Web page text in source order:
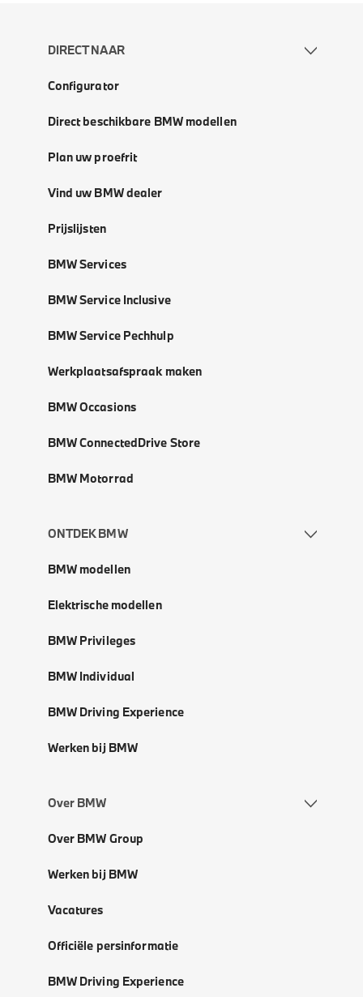
DIRECT NAAR
Configurator
Direct beschikbare BMW modellen
Plan uw proefrit
Vind uw BMW dealer
Prijslijsten
BMW Services
BMW Service Inclusive
BMW Service Pechhulp
Werkplaatsafspraak maken
BMW Occasions
BMW ConnectedDrive Store
BMW Motorrad
ONTDEK BMW
BMW modellen
Elektrische modellen
BMW Privileges
BMW Individual
BMW Driving Experience
Werken bij BMW
Over BMW
Over BMW Group
Werken bij BMW
Vacatures
Officiële persinformatie
BMW Driving Experience